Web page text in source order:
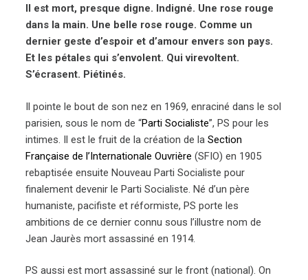
Il est mort, presque digne. Indigné. Une rose rouge
dans la main. Une belle rose rouge. Comme un
dernier geste d’espoir et d’amour envers son pays.
Et les pétales qui s’envolent. Qui virevoltent.
S’écrasent. Piétinés.
Il pointe le bout de son nez en 1969, enraciné dans le sol
parisien, sous le nom de “Parti Socialiste”, PS pour les
intimes. Il est le fruit de la création de la Section
Française de l’Internationale Ouvrière (SFIO) en 1905
rebaptisée ensuite Nouveau Parti Socialiste pour
finalement devenir le Parti Socialiste. Né d’un père
humaniste, pacifiste et réformiste, PS porte les
ambitions de ce dernier connu sous l’illustre nom de
Jean Jaurès mort assassiné en 1914.
PS aussi est mort assassiné sur le front (national). On